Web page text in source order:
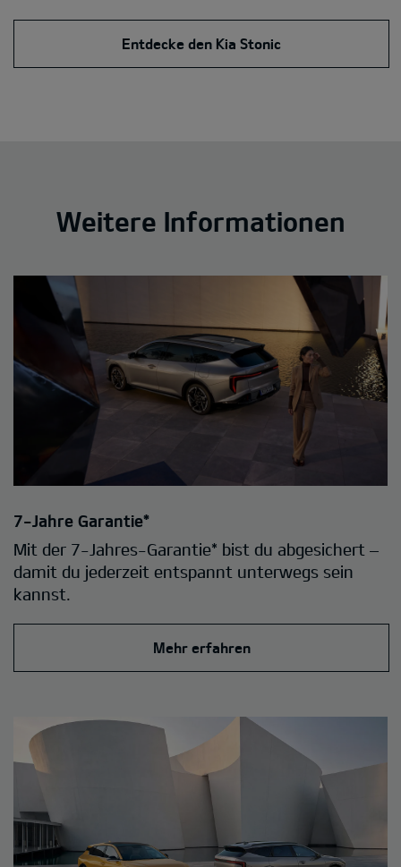
Entdecke den Kia Stonic
Weitere Informationen
7-Jahre Garantie*
Mit der 7-Jahres-Garantie* bist du abgesichert –
damit du jederzeit entspannt unterwegs sein
kannst.
Mehr erfahren